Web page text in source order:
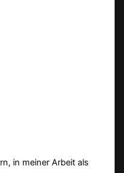
in meiner Arbeit als